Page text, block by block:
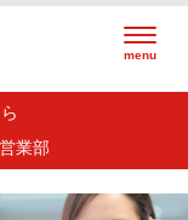
menu
営業部